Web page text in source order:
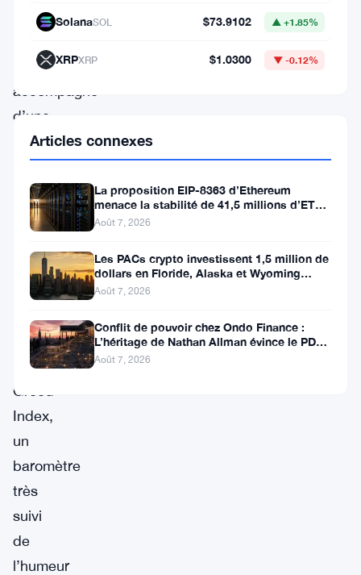
marquée
Bitcoin,
accompagné
d’une
dégradation
notable
sentiment
investisseurs.
Fear
Greed
Index,
un
baromètre
très
suivi
de
l’humeur
SolanaSOL $73.9102 ▲ +1.85%
XRPXRP $1.0300 ▼ -0.12%
Articles connexes
La proposition EIP-8363 d’Ethereum
menace la stabilité de 41,5 millions d’ETH
stakés et de la DeFi
Août 7, 2026
Les PACs crypto investissent 1,5 million de
dollars en Floride, Alaska et Wyoming
après un revers au Michigan
Août 7, 2026
Conflit de pouvoir chez Ondo Finance :
L’héritage de Nathan Allman évince le PDG
Ian De Bode le 24 juillet
Août 7, 2026